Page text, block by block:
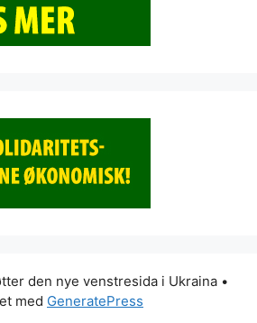
den nye venstresida i Ukraina•
med GeneratePress